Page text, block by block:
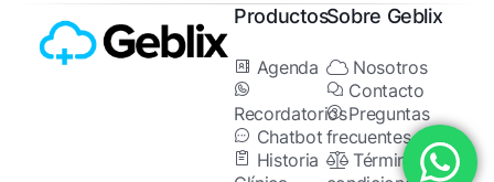
Productos
Agenda
Recordatorios
Chatbot
Historia
Sobre Geblix
Nosotros
Contacto
Preguntas
frecuentes
Términos y